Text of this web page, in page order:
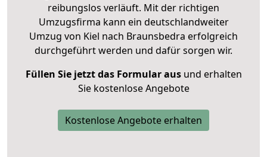
reibungslos verläuft. Mit der richtigen
Umzugsfirma kann ein deutschlandweiter
Umzug von Kiel nach Braunsbedra erfolgreich
durchgeführt werden und dafür sorgen wir.
Füllen Sie jetzt das Formular ausund erhalten
Sie kostenlose Angebote
Kostenlose Angebote erhalten